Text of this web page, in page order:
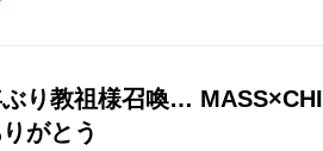
り教祖様召喚…
がとう